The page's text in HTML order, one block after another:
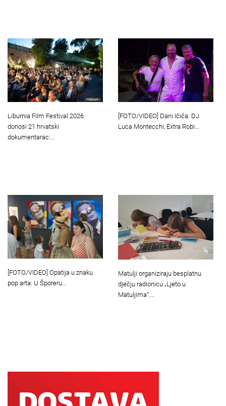
Liburnia Film Festival 2026
donosi 21 hrvatski
dokumentarac:…
[FOTO/VIDEO] Dani Ičića: DJ
Luca Montecchi, Extra Robi…
[FOTO/VIDEO] Opatija u znaku
pop arta: U Šporeru…
Matulji organiziraju besplatnu
dječju radionicu „Ljeto u
Matuljima“:…